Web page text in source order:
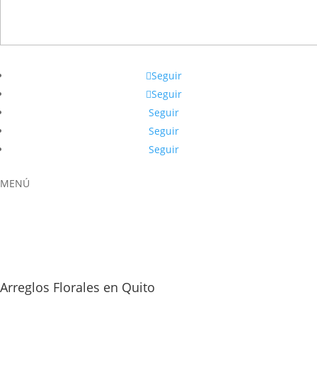
Seguir
Seguir
Seguir
Seguir
Seguir
MENÚ
Arreglos Florales en Quito